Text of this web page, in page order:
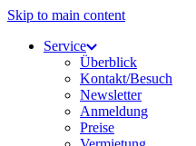
Skip to main content
Service
Überblick
Kontakt/Besuch
Newsletter
Anmeldung
Preise